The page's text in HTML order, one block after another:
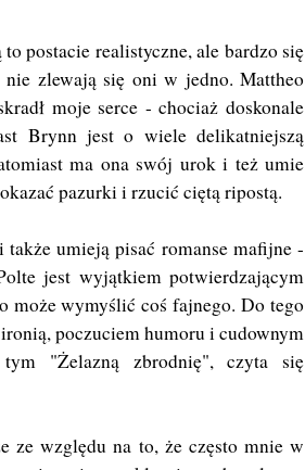
postacie realistyczne, ale bardzo się
zlewają się oni w jedno. Mattheo
moje serce - chociaż doskonale
Brynn jest o wiele delikatniejszą
ma ona swój urok i też umie
pazurki i rzucić ciętą ripostą.
umieją pisać romanse mafijne -
jest wyjątkiem potwierdzającym
może wymyślić coś fajnego. Do tego
poczuciem humoru i cudownym
"Żelazną zbrodnię", czyta się
ze względu na to, że często mnie w